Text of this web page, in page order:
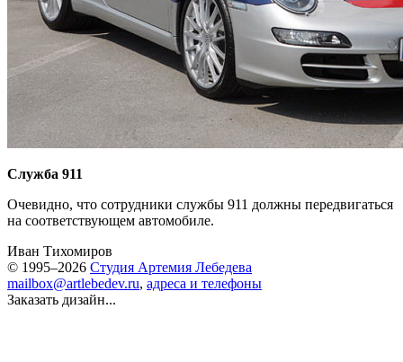
Служба 911
Очевидно, что сотрудники службы 911 должны передвигаться
на соответствующем автомобиле.
Иван Тихомиров
© 1995–2026 Студия Артемия Лебедева
mailbox@artlebedev.ru, адреса и телефоны
Заказать дизайн...